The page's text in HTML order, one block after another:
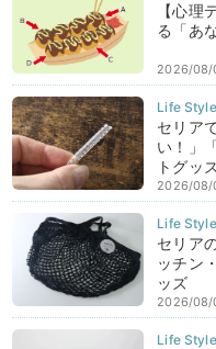
【心理
る「あ
2026/08/
セリア
い！」
トグッ
2026/08/
セリア
ッチン
ッズ
2026/08/